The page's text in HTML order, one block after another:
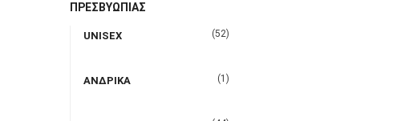
ΠΡΕΣΒΥΩΠΙΑΣ
UNISEX (52)
ΑΝΔΡΙΚΑ (1)